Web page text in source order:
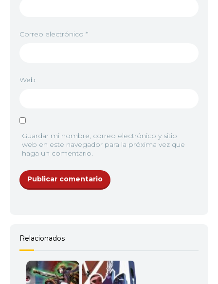
Correo electrónico *
Web
Guardar mi nombre, correo electrónico y sitio
web en este navegador para la próxima vez que
haga un comentario.
Relacionados